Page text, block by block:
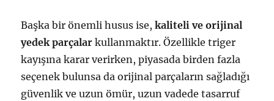
Başka bir önemli husus ise,kaliteli ve orijinal
yedek parçalar kullanmaktır. Özellikle triger
kayışına karar verirken, piyasada birden fazla
seçenek bulunsa da orijinal parçaların sağladığı
güvenlik ve uzun ömür, uzun vadede tasarruf